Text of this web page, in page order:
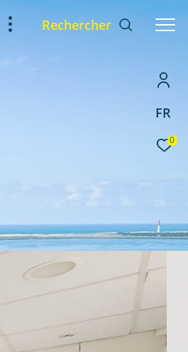
FR
0
Rechercher